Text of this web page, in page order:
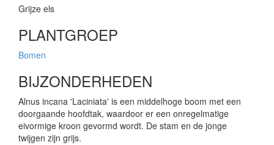
Grijze els
PLANTGROEP
Bomen
BIJZONDERHEDEN
Alnus incana 'Laciniata' is een middelhoge boom met een
doorgaande hoofdtak, waardoor er een onregelmatige
eivormige kroon gevormd wordt. De stam en de jonge
twijgen zijn grijs.